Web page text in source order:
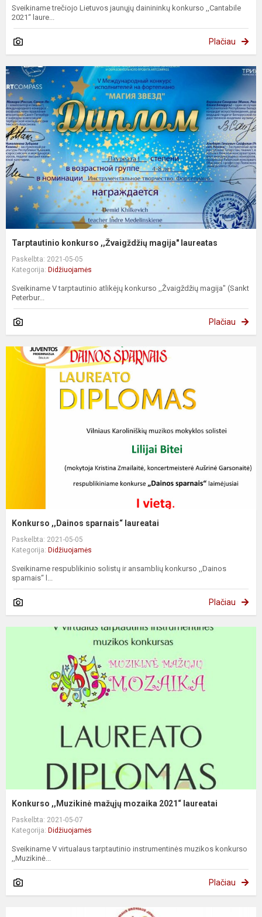
Sveikiname trečiojo Lietuvos jaunųjų dainininkų konkurso ,,Cantabile
2021“ laure...
Plačiau
Tarptautinio konkurso ,,Žvaigždžių magija" laureatas
Paskelbta: 2021-05-05
Kategorija: Didžiuojamės
Sveikiname V tarptautinio atlikėjų konkurso ,,Žvaigždžių magija" (Sankt
Peterbur...
Plačiau
Konkurso ,,Dainos sparnais“ laureatai
Paskelbta: 2021-05-05
Kategorija: Didžiuojamės
Sveikiname respublikinio solistų ir ansamblių konkurso ,,Dainos
sparnais“ l...
Plačiau
Konkurso ,,Muzikinė mažųjų mozaika 2021“ laureatai
Paskelbta: 2021-05-07
Kategorija: Didžiuojamės
Sveikiname V virtualaus tarptautinio instrumentinės muzikos konkurso
,,Muzikinė...
Plačiau